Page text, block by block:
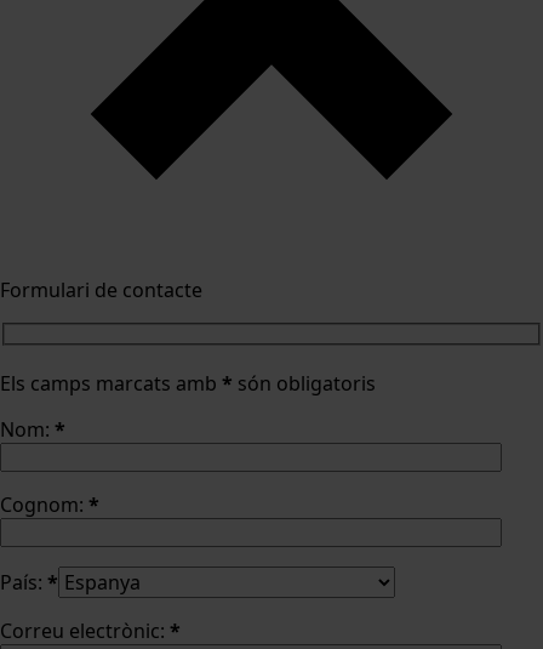
Formulari de contacte
Els camps marcats amb * són obligatoris
Nom: *
Cognom: *
País: *
Correu electrònic: *